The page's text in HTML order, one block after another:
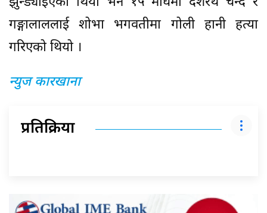
गङ्गालाललाई शोभा भगवतीमा गोली हानी हत्या
गरिएको थियो ।
न्युज कारखाना
प्रतिक्रिया